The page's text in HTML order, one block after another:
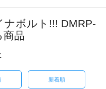
ナボルト!!! DMRP-
商品
新着順